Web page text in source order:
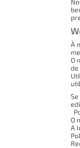
À
O
de
O
A